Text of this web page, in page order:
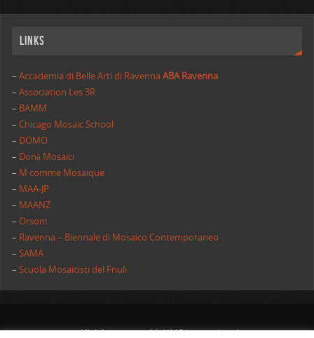
Links
– Accademia di Belle Arti di RavennaABA Ravenna
–Association Les 3R
– BAMM
–Chicago Mosaic School
– DOMO
– Donà Mosaici
– M comme Mosaique
– MAA-JP
– MAANZ
–Orsoni
– Ravenna – Biennale di Mosaico Contemporaneo
–SAMA
–Scuola Mosaicisti del Friuli
All rights reserved | AIMC International